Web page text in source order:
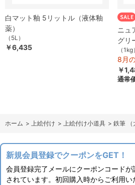
白マット釉 5リットル（液体釉
薬）
（5L）
￥6,435
ニュ
グリ
（1kg）
8月
￥
通常
ホーム > 上絵付け > 上絵付け小道具 > 鉄筆 （
新規会員登録でクーポンをGET！
会員登録完了メールにクーポンコードが
されています。初回購入時からご利用い